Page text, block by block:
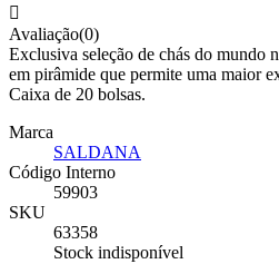

Avaliação(0)
Exclusiva seleção de chás do mundo
em pirâmide que permite uma maior
Caixa de 20 bolsas.
Marca
SALDANA
Código Interno
59903
SKU
63358
Stock indisponível